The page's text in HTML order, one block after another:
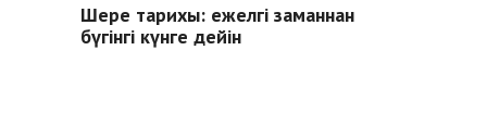
Шере тарихы: ежелгі заманнан
бүгінгі күнге дейін